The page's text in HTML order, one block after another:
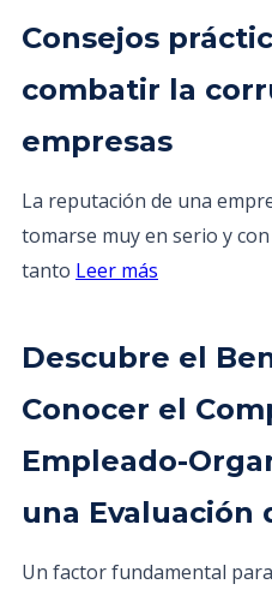
Consejos
combatir la
empresas
La reputación de una
tomarse muy en serio y
tanto Leer más
Descubre el
Conocer el
Empleado-
una Evaluación
Un factor fundamental